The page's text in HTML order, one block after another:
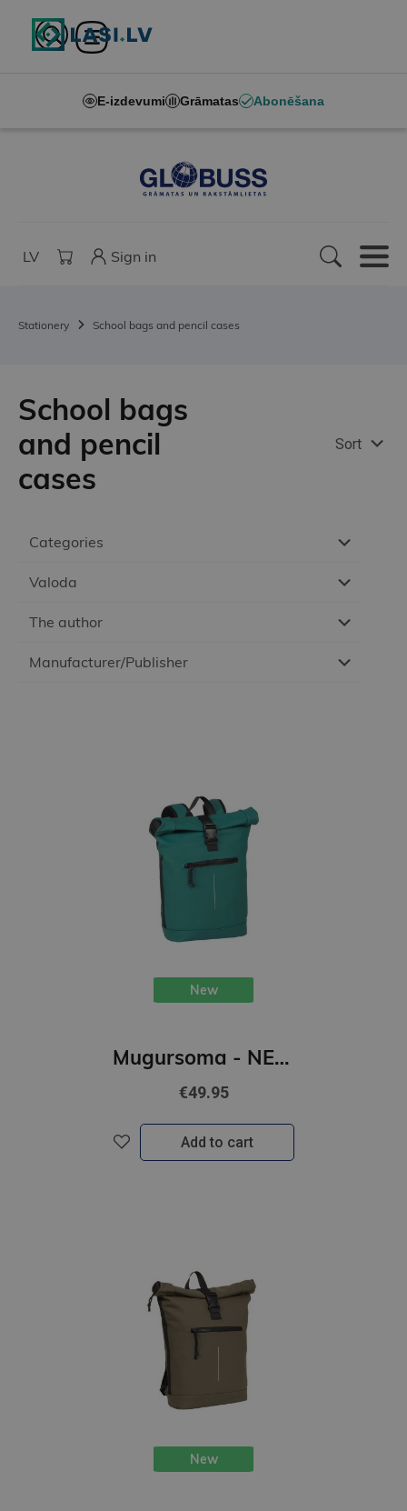
E-izdevumi Grāmatas Abonēšana
LV Sign in
Stationery School bags and pencil cases
Categories
Valoda
The author
Manufacturer/Publisher
School bags
and pencil
cases
Sort
New
Mugursoma - NEW REBELS, Rolltop, New York. Petrol, 16L
€49.95
Add to cart
New